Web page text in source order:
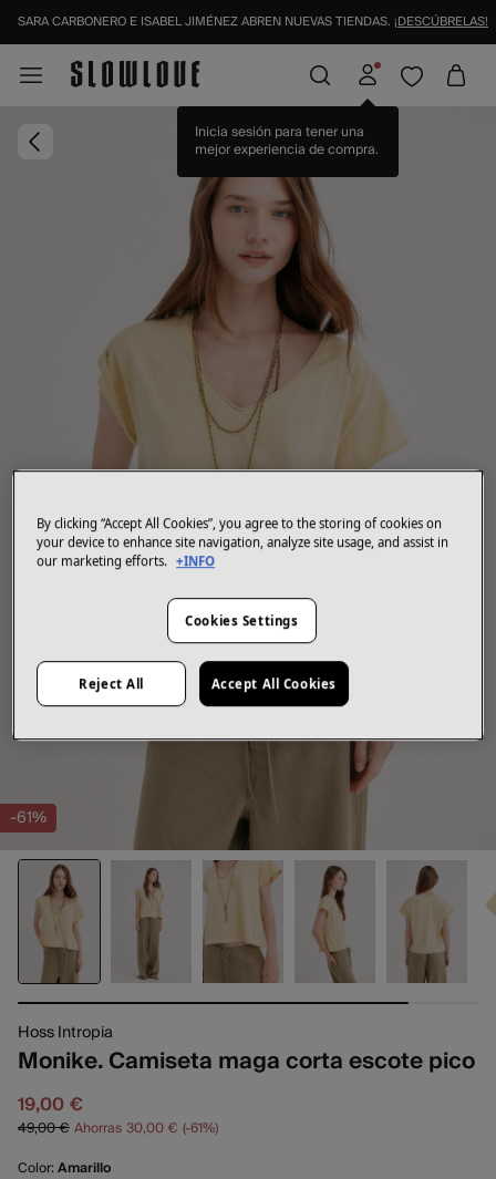
-61%
Hoss Intropia
Monike. Camiseta maga corta escote pico
19,00 €
49,00 €Ahorras 30,00 € 61
Color:Amarillo
By clicking “Accept All Cookies”, you agree to the storing of cookies on
your device to enhance site navigation, analyze site usage, and assist in
our marketing efforts. +INFO
Cookies Settings
Reject All Accept All Cookies